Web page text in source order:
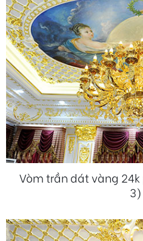
Vòm trần dát vàng 24k
3)